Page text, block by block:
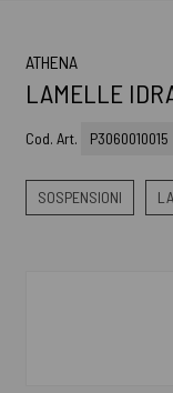
ATHENA
LAMELLE
Cod. Art. P3060010015
SOSPENSIONI